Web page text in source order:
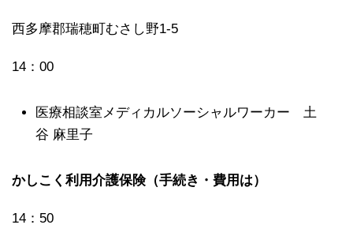
西多摩郡瑞穂町むさし野1-5
14：00
医療相談室メディカルソーシャルワーカー 土
谷 麻里子
かしこく利用介護保険（手続き・費用は）
14：50